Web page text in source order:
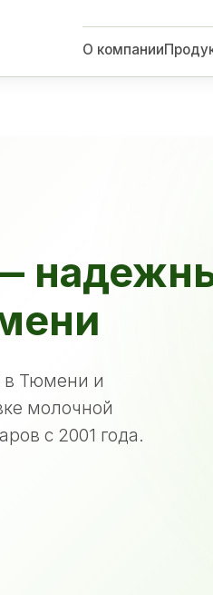
О компании
в Тюмени и
молочной
с 2001 года.